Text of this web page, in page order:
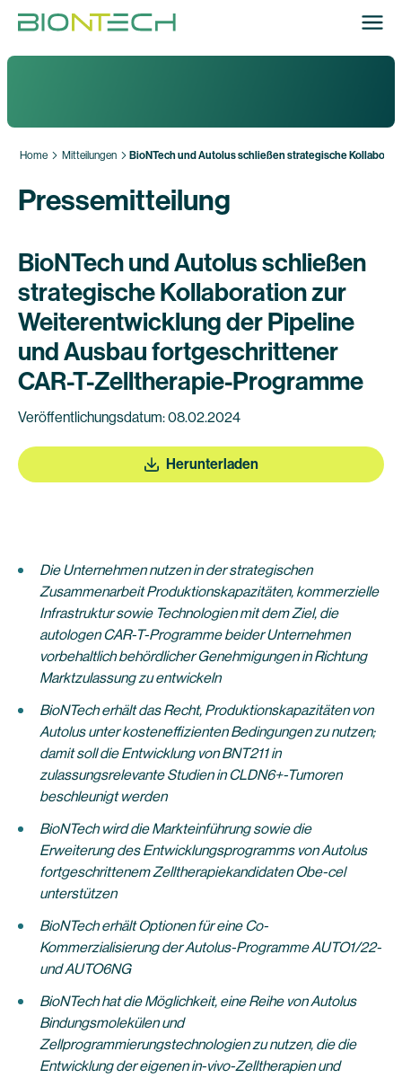
Home Mitteilungen BioNTech und Autolus schließen strategische
Pressemitteilung
BioNTech und Autolus schließen
strategische Kollaboration zur
Weiterentwicklung der Pipeline
und Ausbau fortgeschrittener
CAR-T-Zelltherapie-Programme
Veröffentlichungsdatum: 08.02.2024
Herunterladen
Die Unternehmen nutzen in der strategischen
Zusammenarbeit Produktionskapazitäten, kommerzielle
Infrastruktur sowie Technologien mit dem Ziel, die
autologen CAR-T-Programme beider Unternehmen
vorbehaltlich behördlicher Genehmigungen in Richtung
Marktzulassung zu entwickeln
BioNTech erhält das Recht, Produktionskapazitäten von
Autolus unter kosteneffizienten Bedingungen zu nutzen;
damit soll die Entwicklung von BNT211 in
zulassungsrelevante Studien in CLDN6+-Tumoren
beschleunigt werden
BioNTech wird die Markteinführung sowie die
Erweiterung des Entwicklungsprogramms von Autolus
fortgeschrittenem Zelltherapiekandidaten Obe-cel
unterstützen
BioNTech erhält Optionen für eine Co-
Kommerzialisierung der Autolus-Programme AUTO1/22-
und AUTO6NG
BioNTech hat die Möglichkeit, eine Reihe von Autolus
Bindungsmolekülen und
Zellprogrammierungstechnologien zu nutzen, die die
Entwicklung der eigenen in-vivo-Zelltherapien und